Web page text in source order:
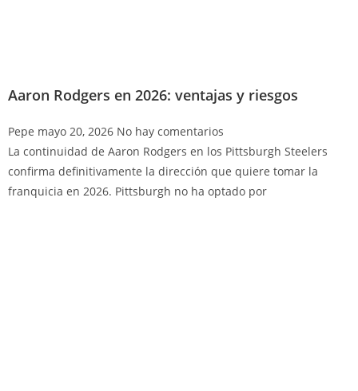
Aaron Rodgers en 2026: ventajas y riesgos
Pepe mayo 20, 2026 No hay comentarios
La continuidad de Aaron Rodgers en los Pittsburgh Steelers
confirma definitivamente la dirección que quiere tomar la
franquicia en 2026. Pittsburgh no ha optado por